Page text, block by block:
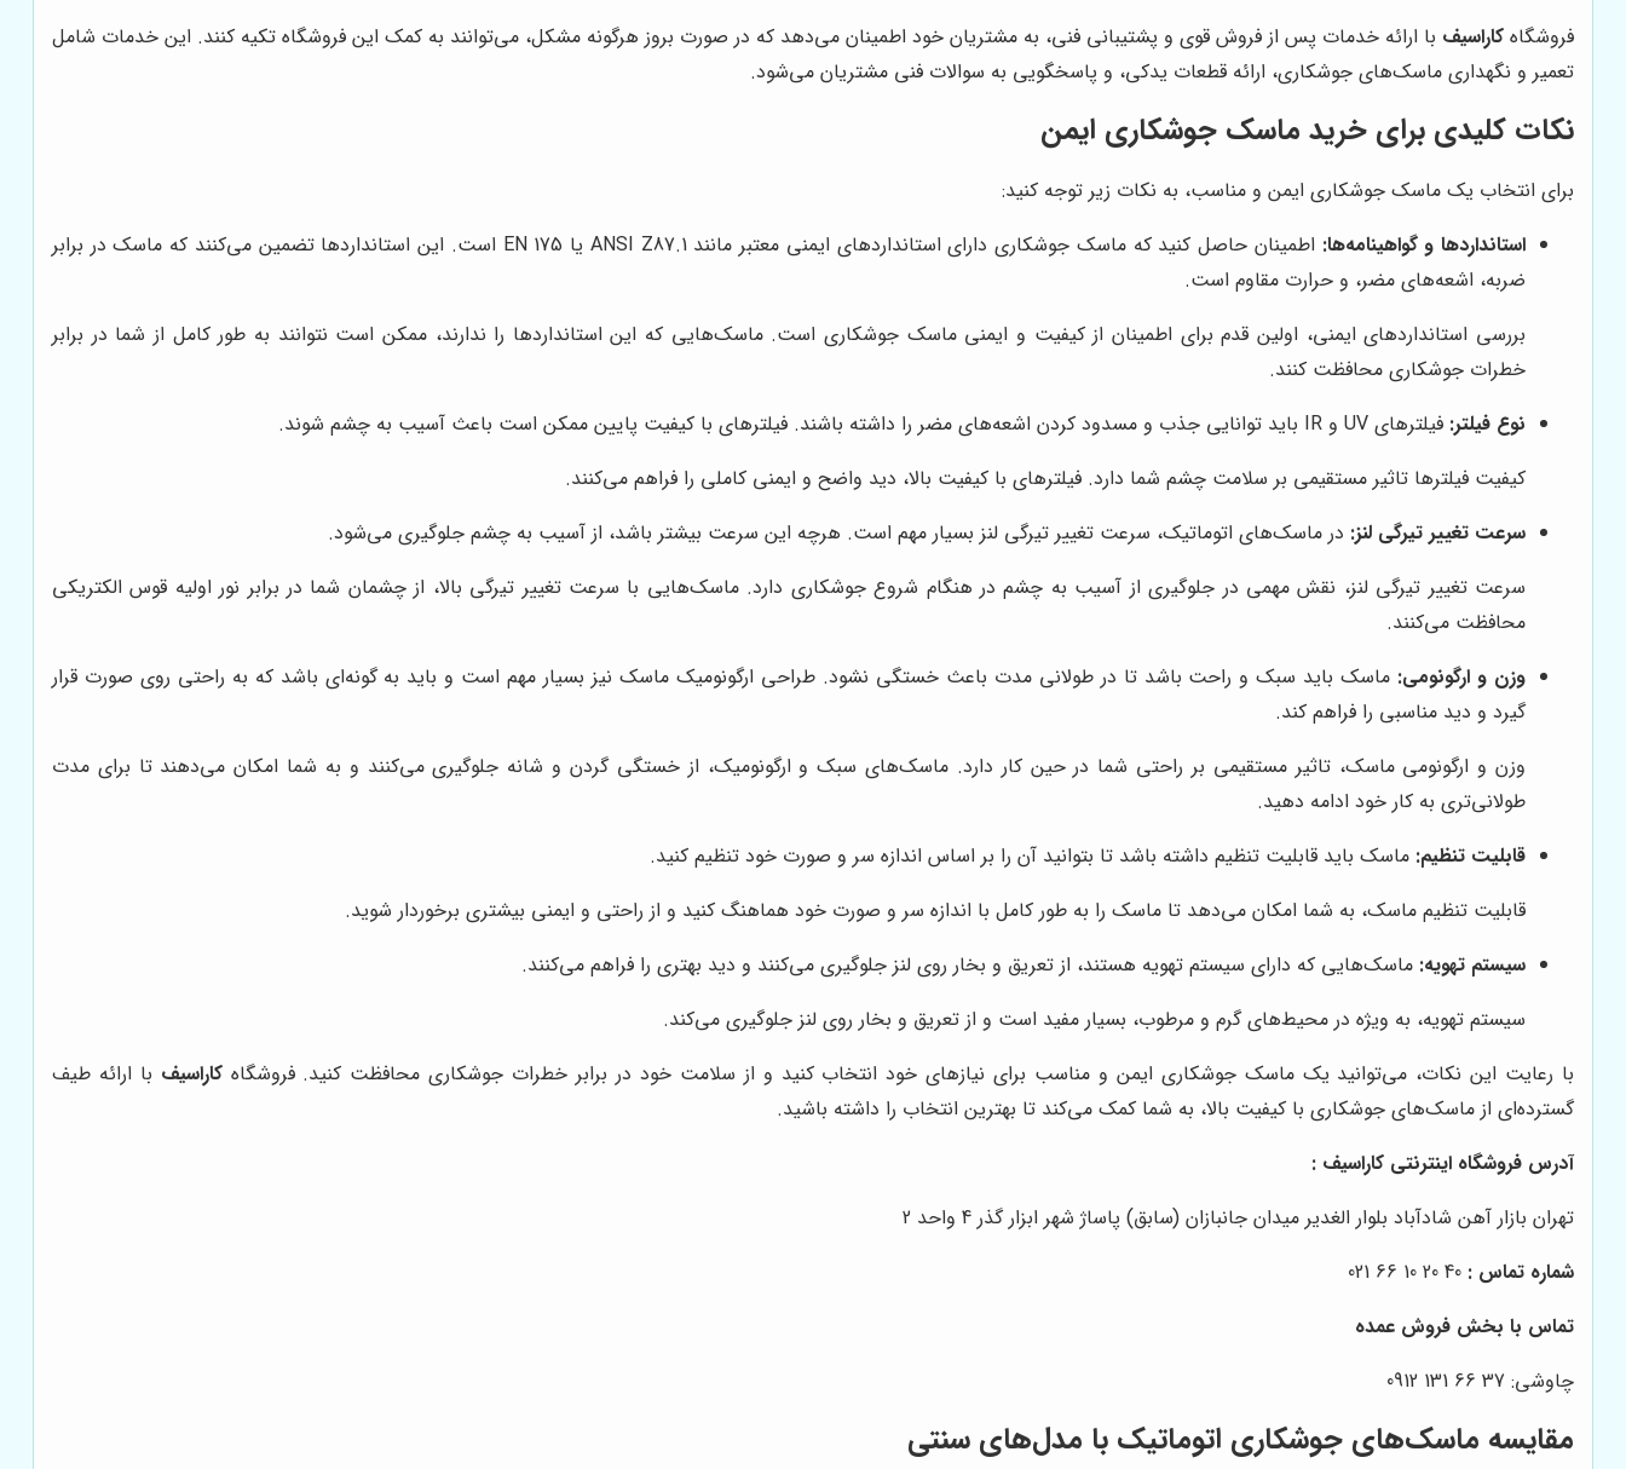
فروشگاه کاراسیف با ارائه خدمات پس از فروش قوی و پشتیبانی فنی، به مشتریان خود اطمینان می‌دهد که در صورت بروز هرگونه مشکل، می‌توانند به کمک این فروشگاه تکیه کنند. این خدمات شامل
تعمیر و نگهداری ماسک‌های جوشکاری، ارائه قطعات یدکی، و پاسخگویی به سوالات فنی مشتریان می‌شود.
نکات کلیدی برای خرید ماسک جوشکاری ایمن
برای انتخاب یک ماسک جوشکاری ایمن و مناسب، به نکات زیر توجه کنید:
استانداردها و گواهینامه‌ها:
اطمینان حاصل کنید که ماسک جوشکاری دارای استانداردهای ایمنی معتبر مانند ANSI Z87.1 یا EN 175 است. این استانداردها تضمین می‌کنند که ماسک در برابر
ضربه، اشعه‌های مضر، و حرارت مقاوم است.
بررسی استانداردهای ایمنی، اولین قدم برای اطمینان از کیفیت و ایمنی ماسک جوشکاری است. ماسک‌هایی که این استانداردها را ندارند، ممکن است نتوانند به طور کامل از شما در برابر
خطرات جوشکاری محافظت کنند.
نوع فیلتر: فیلترهای UV و IR باید توانایی جذب و مسدود کردن اشعه‌های مضر را داشته باشند. فیلترهای با کیفیت پایین ممکن است باعث آسیب به چشم شوند.
کیفیت فیلترها تاثیر مستقیمی بر سلامت چشم شما دارد. فیلترهای با کیفیت بالا، دید واضح و ایمنی کاملی را فراهم می‌کنند.
سرعت تغییر تیرگی لنز: در ماسک‌های اتوماتیک، سرعت تغییر تیرگی لنز بسیار مهم است. هرچه این سرعت بیشتر باشد، از آسیب به چشم جلوگیری می‌شود.
سرعت تغییر تیرگی لنز، نقش مهمی در جلوگیری از آسیب به چشم در هنگام شروع جوشکاری دارد. ماسک‌هایی با سرعت تغییر تیرگی بالا، از چشمان شما در برابر نور اولیه قوس الکتریکی
محافظت می‌کنند.
وزن و ارگونومی: ماسک باید سبک و راحت باشد تا در طولانی مدت باعث خستگی نشود. طراحی ارگونومیک ماسک نیز بسیار مهم است و باید به گونه‌ای باشد که به راحتی روی صورت قرار
گیرد و دید مناسبی را فراهم کند.
وزن و ارگونومی ماسک، تاثیر مستقیمی بر راحتی شما در حین کار دارد. ماسک‌های سبک و ارگونومیک، از خستگی گردن و شانه جلوگیری می‌کنند و به شما امکان می‌دهند تا برای مدت
طولانی‌تری به کار خود ادامه دهید.
قابلیت تنظیم: ماسک باید قابلیت تنظیم داشته باشد تا بتوانید آن را بر اساس اندازه سر و صورت خود تنظیم کنید.
قابلیت تنظیم ماسک، به شما امکان می‌دهد تا ماسک را به طور کامل با اندازه سر و صورت خود هماهنگ کنید و از راحتی و ایمنی بیشتری برخوردار شوید.
سیستم تهویه: ماسک‌هایی که دارای سیستم تهویه هستند، از تعریق و بخار روی لنز جلوگیری می‌کنند و دید بهتری را فراهم می‌کنند.
سیستم تهویه، به ویژه در محیط‌های گرم و مرطوب، بسیار مفید است و از تعریق و بخار روی لنز جلوگیری می‌کند.
با رعایت این نکات، می‌توانید یک ماسک جوشکاری ایمن و مناسب برای نیازهای خود انتخاب کنید و از سلامت خود در برابر خطرات جوشکاری محافظت کنید. فروشگاهکاراسیف با ارائه طیف
گسترده‌ای از ماسک‌های جوشکاری با کیفیت بالا، به شما کمک می‌کند تا بهترین انتخاب را داشته باشید.
آدرس فروشگاه اینترنتی کاراسیف :
تهران بازار آهن شادآباد بلوار الغدیر میدان جانبازان (سابق) پاساژ شهر ابزار گذر 4 واحد 2
شماره تماس :
تماس با بخش فروش عمده
چاوشی: 37 66 131 0912
مقایسه ماسک‌های جوشکاری اتوماتیک با مدل‌های سنتی